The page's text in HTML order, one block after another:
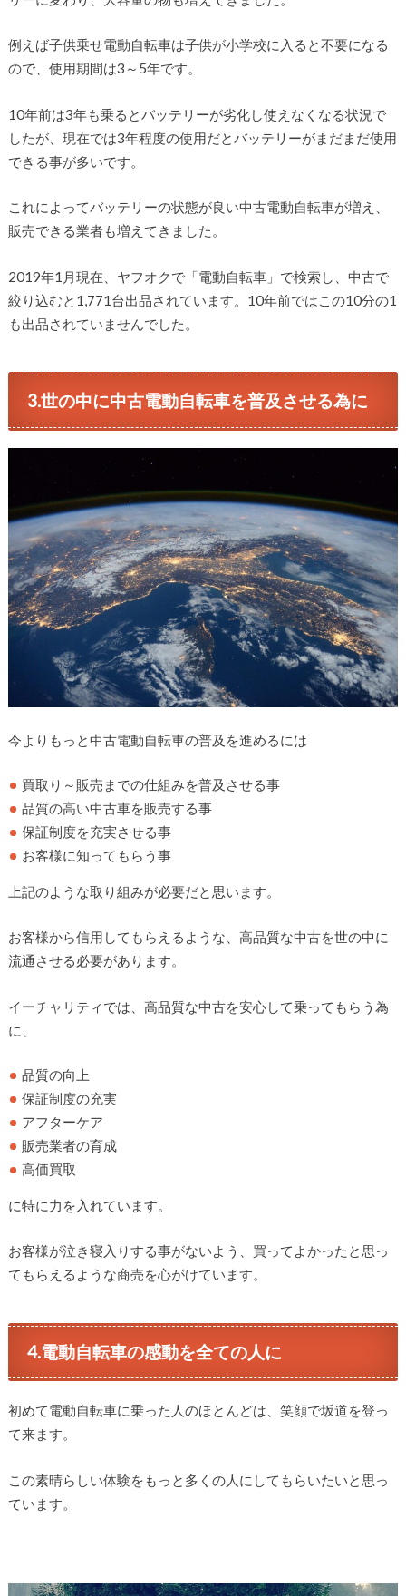
例えば子供乗せ電動自転車は子供が小学校に入ると不要になる
ので、使用期間は3～5年です。
10年前は3年も乗るとバッテリーが劣化し使えなくなる状況で
したが、現在では3年程度の使用だとバッテリーがまだまだ使用
できる事が多いです。
これによってバッテリーの状態が良い中古電動自転車が増え、
販売できる業者も増えてきました。
2019年1月現在、ヤフオクで「電動自転車」で検索し、中古で
絞り込むと1,771台出品されています。10年前ではこの10分の1
も出品されていませんでした。
3.世の中に中古電動自転車を普及させる為に
今よりもっと中古電動自転車の普及を進めるには
買取り～販売までの仕組みを普及させる事
品質の高い中古車を販売する事
保証制度を充実させる事
お客様に知ってもらう事
上記のような取り組みが必要だと思います。
お客様から信用してもらえるような、高品質な中古を世の中に
流通させる必要があります。
イーチャリティでは、高品質な中古を安心して乗ってもらう為
に、
品質の向上
保証制度の充実
アフターケア
販売業者の育成
高価買取
に特に力を入れています。
お客様が泣き寝入りする事がないよう、買ってよかったと思っ
てもらえるような商売を心がけています。
4.電動自転車の感動を全ての人に
初めて電動自転車に乗った人のほとんどは、笑顔で坂道を登っ
て来ます。
この素晴らしい体験をもっと多くの人にしてもらいたいと思っ
ています。